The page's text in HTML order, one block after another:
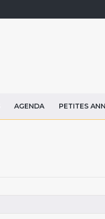
AGENDA PETITES